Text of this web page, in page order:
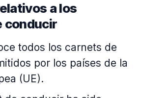
a los
conducir
todos los carnets de
por los países de la
(UE).